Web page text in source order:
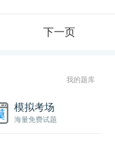
下一页
我的题库
模拟考场
海量免费试题